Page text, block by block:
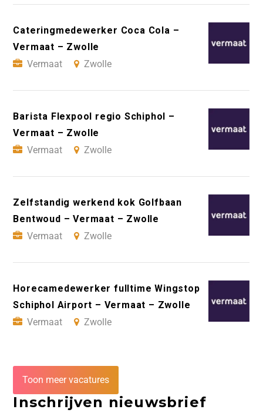
Cateringmedewerker Coca Cola –
Vermaat – Zwolle
Vermaat
Zwolle
Barista Flexpool regio Schiphol –
Vermaat – Zwolle
Vermaat
Zwolle
Zelfstandig werkend kok Golfbaan
Bentwoud – Vermaat – Zwolle
Vermaat
Zwolle
Horecamedewerker fulltime Wingstop
Schiphol Airport – Vermaat – Zwolle
Vermaat
Zwolle
Toon meer vacatures
Inschrijven nieuwsbrief